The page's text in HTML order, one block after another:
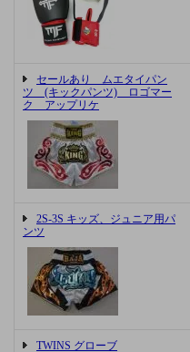
セールあり ムエタイパン
ツ (キックパンツ) ロゴマー
ク アップリケ
2S-3S キッズ、ジュニア用パ
ンツ
TWINS グローブ